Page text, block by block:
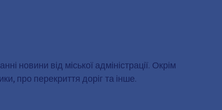
новини від міської адміністрації. Окрім
про перекриття доріг та інше.